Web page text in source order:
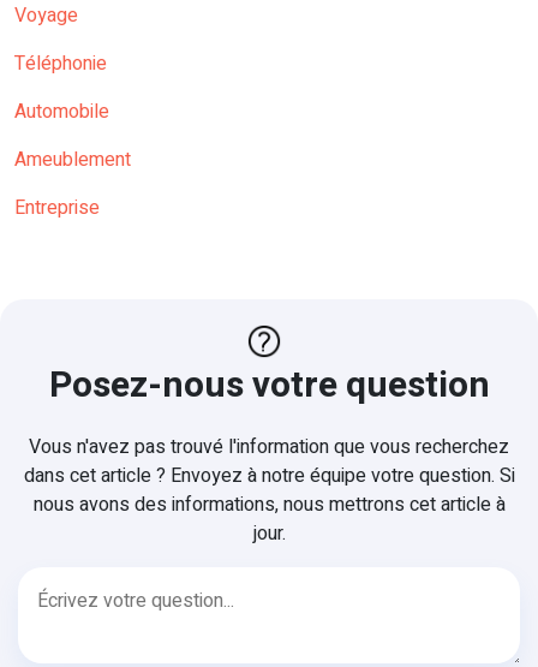
Voyage
Téléphonie
Automobile
Ameublement
Entreprise
Posez-nous votre question
Vous n'avez pas trouvé l'information que vous recherchez
dans cet article ? Envoyez à notre équipe votre question. Si
nous avons des informations, nous mettrons cet article à
jour.